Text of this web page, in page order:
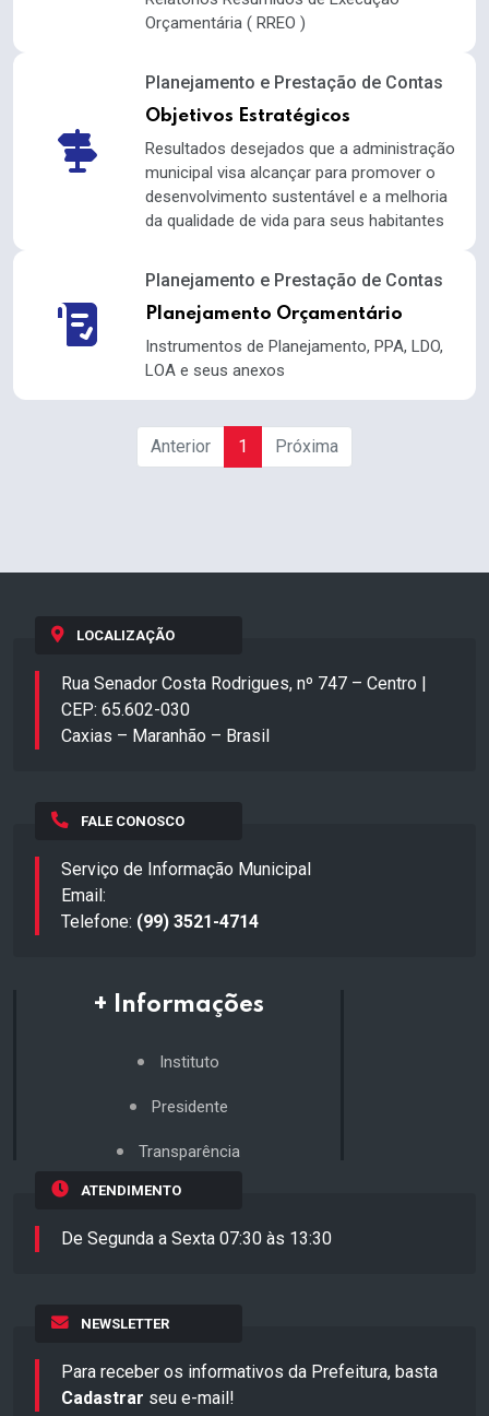
Orçamentária ( RREO )
Planejamento e Prestação de Contas
Objetivos Estratégicos
Resultados desejados que a administração
municipal visa alcançar para promover o
desenvolvimento sustentável e a melhoria
da qualidade de vida para seus habitantes
Planejamento e Prestação de Contas
Planejamento Orçamentário
Instrumentos de Planejamento, PPA, LDO,
LOA e seus anexos
Anterior 1 Próxima
LOCALIZAÇÃO
Rua Senador Costa Rodrigues, nº 747 – Centro |
CEP: 65.602-030
Caxias – Maranhão – Brasil
FALE CONOSCO
Serviço de Informação Municipal
Email:
Telefone: (99) 3521-4714
+ Informações
Instituto
Presidente
Transparência
ATENDIMENTO
De Segunda a Sexta 07:30 às 13:30
NEWSLETTER
Para receber os informativos da Prefeitura, basta
Cadastrar seu e-mail!